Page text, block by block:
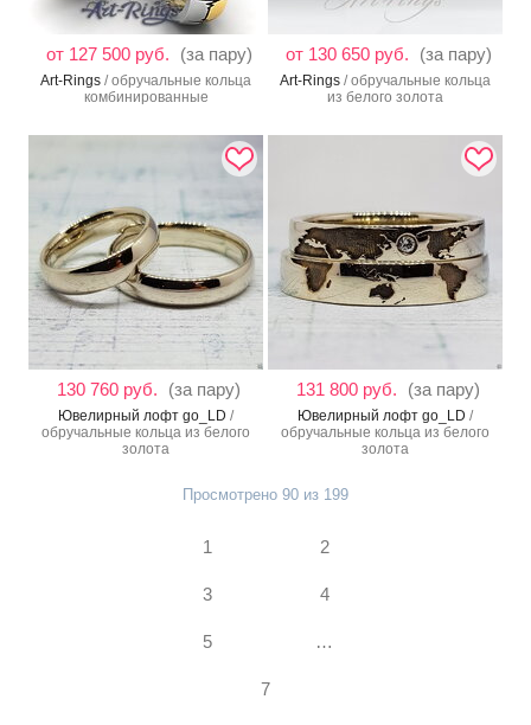
от 127 500 руб. (за пару)
Art-Rings / обручальные кольца
комбинированные
от 130 650 руб. (за пару)
Art-Rings / обручальные кольца
из белого золота
130 760 руб. (за пару)
Ювелирный лофт go_LD /
обручальные кольца из белого
золота
131 800 руб. (за пару)
Ювелирный лофт go_LD /
обручальные кольца из белого
золота
Просмотрено 90 из 199
1 2
3 4
5 …
7